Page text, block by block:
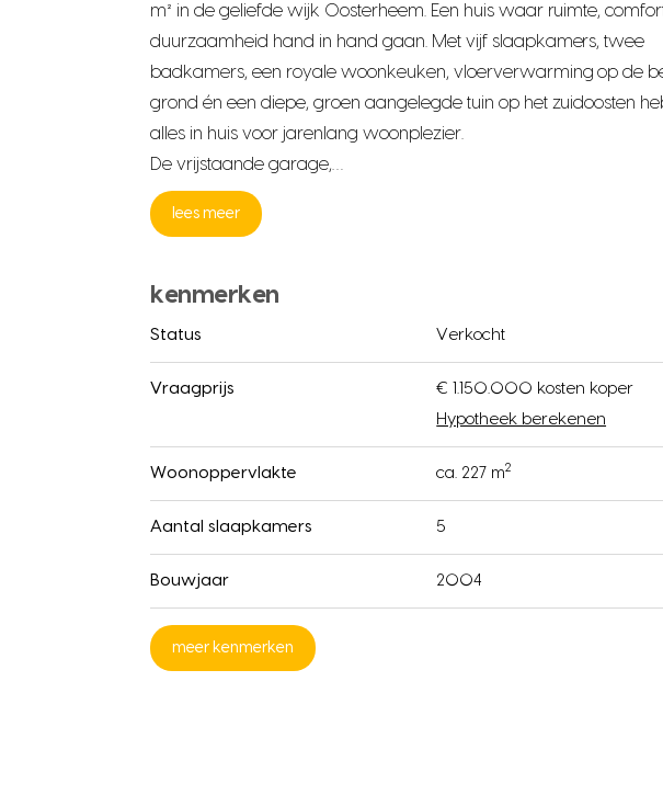
m² in de geliefde wijk Oosterheem. Een huis waar ruimte,
duurzaamheid hand in hand gaan. Met vijf slaapkamers, twee
badkamers, een royale woonkeuken, vloerverwarming op de
grond én een diepe, groen aangelegde tuin op het zuidoosten
alles in huis voor jarenlang woonplezier.
De vrijstaande garage,…
lees meer
kenmerken
Status Verkocht
Vraagprijs
€ 1.150.000 kosten koper
Hypotheek berekenen
Woonoppervlakte ca. 227 m2
Aantal slaapkamers 5
Bouwjaar 2004
meer kenmerken